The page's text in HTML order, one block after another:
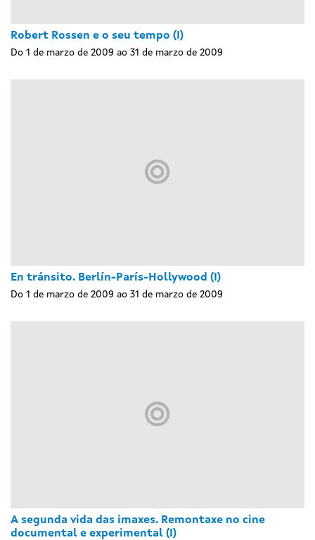
Robert Rossen e o seu tempo (I)
Do 1 de marzo de 2009 ao 31 de marzo de 2009
En tránsito. Berlín-París-Hollywood (I)
Do 1 de marzo de 2009 ao 31 de marzo de 2009
A segunda vida das imaxes. Remontaxe no cine
documental e experimental (I)